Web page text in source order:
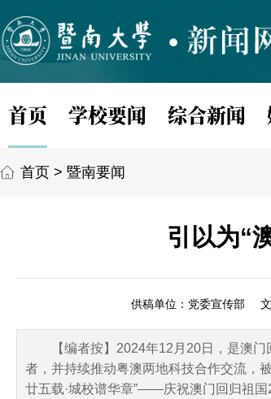
首页 学校要闻 综合新闻
首页 > 暨南要闻
引以为“
供稿单位：党委宣传部
【编者按】2024年12月20日，是澳
者，并持续推动粤澳两地科技合作交流，
廿五载·城校谱华章”——庆祝澳门回归祖